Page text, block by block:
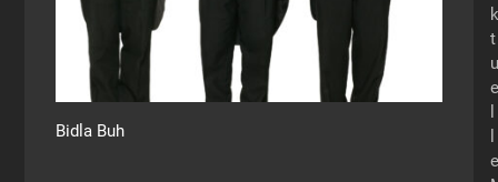
Bidla Buh
k
t
u
e
e